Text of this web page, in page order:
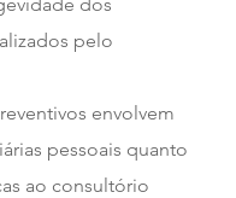
pelo
envolvem
pessoais quanto
ao consultório